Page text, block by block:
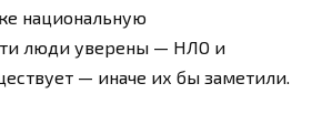
национальную
люди уверены — НЛО и
— иначе их бы заметили.